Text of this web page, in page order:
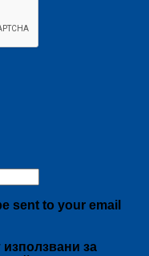
sent to your email
за